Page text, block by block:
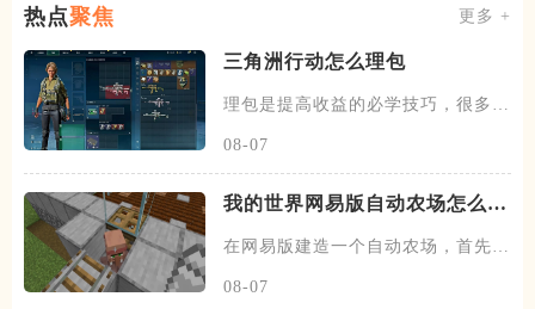
热点聚焦 更多 +
三角洲行动怎么理包
理包是提高收益的必学技巧，很多玩
08-07
我的世界网易版自动农场怎么建
在网易版建造一个自动农场，首先找
08-07